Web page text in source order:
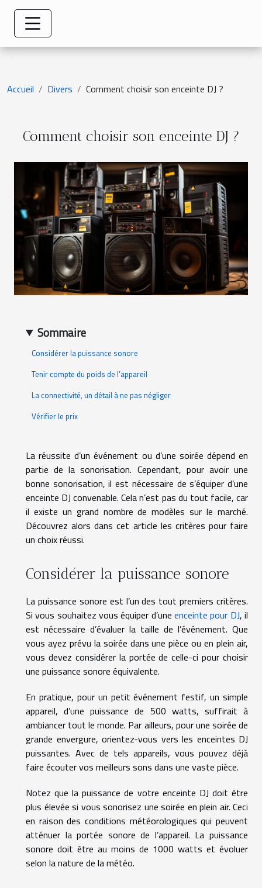
Accueil Divers Comment choisir son enceinte DJ ?
Comment choisir son enceinte DJ ?
Sommaire
Considérer la puissance sonore
Tenir compte du poids de l’appareil
La connectivité, un détail à ne pas négliger
Vérifier le prix
La réussite d’un événement ou d’une soirée dépend en
partie de la sonorisation. Cependant, pour avoir une
bonne sonorisation, il est nécessaire de s’équiper d’une
enceinte DJ convenable. Cela n’est pas du tout facile, car
il existe un grand nombre de modèles sur le marché.
Découvrez alors dans cet article les critères pour faire
un choix réussi.
Considérer la puissance sonore
La puissance sonore est l’un des tout premiers critères.
Si vous souhaitez vous équiper d’une enceinte pour DJ, il
est nécessaire d’évaluer la taille de l’événement. Que
vous ayez prévu la soirée dans une pièce ou en plein air,
vous devez considérer la portée de celle-ci pour choisir
une puissance sonore équivalente.
En pratique, pour un petit événement festif, un simple
appareil, d’une puissance de 500 watts, suffirait à
ambiancer tout le monde. Par ailleurs, pour une soirée de
grande envergure, orientez-vous vers les enceintes DJ
puissantes. Avec de tels appareils, vous pouvez déjà
faire écouter vos meilleurs sons dans une vaste pièce.
Notez que la puissance de votre enceinte DJ doit être
plus élevée si vous sonorisez une soirée en plein air. Ceci
en raison des conditions météorologiques qui peuvent
atténuer la portée sonore de l’appareil. La puissance
sonore doit être au moins de 1000 watts et évoluer
selon la nature de la météo.